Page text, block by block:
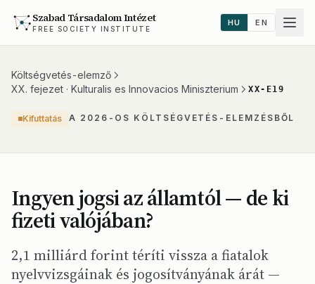
Szabad Társadalom Intézet
FREE SOCIETY INSTITUTE
HU EN
Költségvetés-elemző
XX. fejezet · Kulturalis es Innovacios Miniszterium
XX-E19
Kifuttatás A 2026-OS KÖLTSÉGVETÉS-ELEMZÉSBŐL
Ingyen jogsi az államtól — de ki
fizeti valójában?
2,1 milliárd forint téríti vissza a fiatalok
nyelvvizsgáinak és jogosítványának árát —